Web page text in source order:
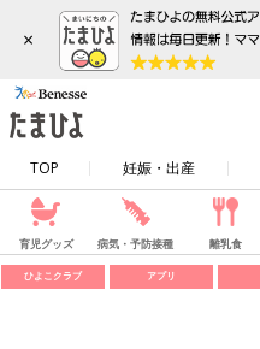
×
TOP 妊娠・出産
育児グッズ 病気・予防接種 離乳食
ひよこクラブ アプリ